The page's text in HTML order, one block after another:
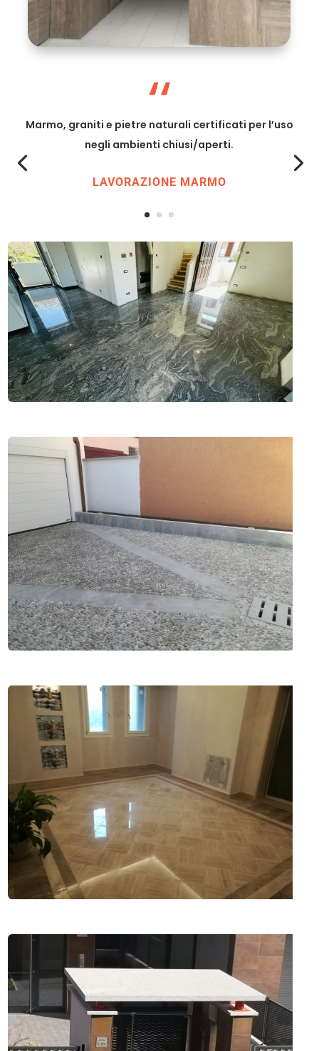
“
accentuato dal tipo di finitura che viene applicato
al materiale, esaltando la qualità e la naturalezza
della pietra.
LAVORAZIONE MARMO & GRANITO